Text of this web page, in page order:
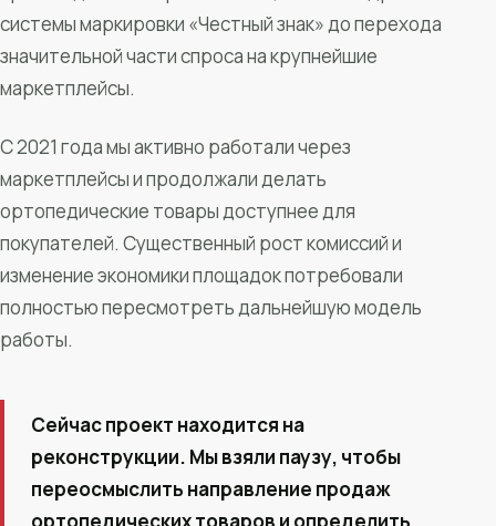
системы маркировки «Честный знак» до перехода
значительной части спроса на крупнейшие
маркетплейсы.
С 2021 года мы активно работали через
маркетплейсы и продолжали делать
ортопедические товары доступнее для
покупателей. Существенный рост комиссий и
изменение экономики площадок потребовали
полностью пересмотреть дальнейшую модель
работы.
Сейчас проект находится на
реконструкции. Мы взяли паузу, чтобы
переосмыслить направление продаж